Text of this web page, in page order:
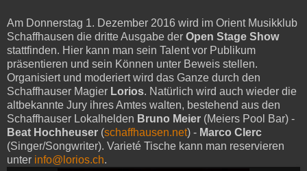
Am Donnerstag 1. Dezember 2016 wird im Orient Musikklub
Schaffhausen die dritte Ausgabe der Open Stage Show
stattfinden. Hier kann man sein Talent vor Publikum
präsentieren und sein Können unter Beweis stellen.
Organisiert und moderiert wird das Ganze durch den
Schaffhauser Magier Lorios. Natürlich wird auch wieder die
altbekannte Jury ihres Amtes walten, bestehend aus den
Schaffhauser Lokalhelden Bruno Meier (Meiers Pool Bar) -
Beat Hochheuser (schaffhausen.net) - Marco Clerc
(Singer/Songwriter). Varieté Tische kann man reservieren
unter info@lorios.ch.